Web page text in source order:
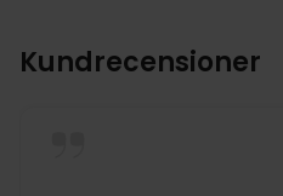
Kundrecensioner